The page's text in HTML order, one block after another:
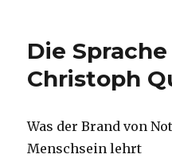
Die
Christoph
Was der Brand von
Menschsein lehrt